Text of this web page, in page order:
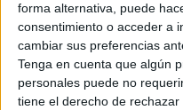
forma alternativa, puede
consentimiento o acceder a
cambiar sus preferencias
Tenga en cuenta que algún
personales puede no
tiene el derecho de
Soy estudiante de:*